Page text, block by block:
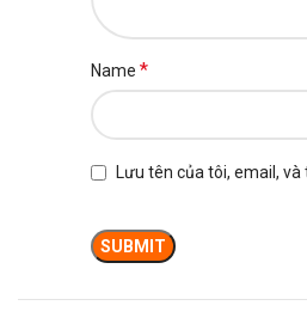
Name *
Lưu tên của tôi, email,